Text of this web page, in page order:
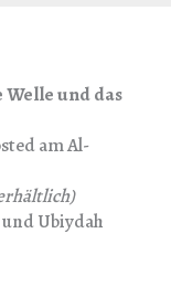
und das
am Al-
Ubiydah